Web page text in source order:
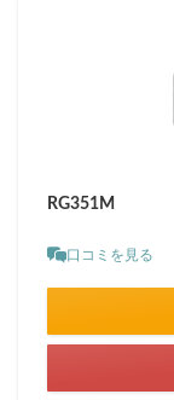
RG351M
口コミを見る